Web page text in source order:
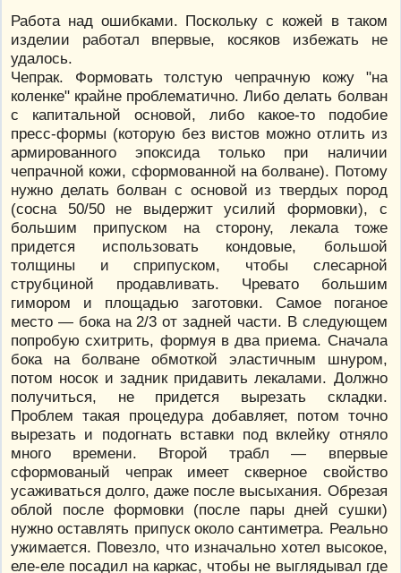
Работа над ошибками. Поскольку с кожей в таком
изделии работал впервые, косяков избежать не
удалось.
Чепрак. Формовать толстую чепрачную кожу "на
коленке" крайне проблематично. Либо делать болван
с капитальной основой, либо какое-то подобие
пресс-формы (которую без вистов можно отлить из
армированного эпоксида только при наличии
чепрачной кожи, сформованной на болване). Потому
нужно делать болван с основой из твердых пород
(сосна 50/50 не выдержит усилий формовки), с
большим припуском на сторону, лекала тоже
придется использовать кондовые, большой
толщины и сприпуском, чтобы слесарной
струбциной продавливать. Чревато большим
гимором и площадью заготовки. Самое поганое
место — бока на 2/3 от задней части. В следующем
попробую схитрить, формуя в два приема. Сначала
бока на болване обмоткой эластичным шнуром,
потом носок и задник придавить лекалами. Должно
получиться, не придется вырезать складки.
Проблем такая процедура добавляет, потом точно
вырезать и подогнать вставки под вклейку отняло
много времени. Второй трабл — впервые
сформованый чепрак имеет скверное свойство
усаживаться долго, даже после высыхания. Обрезая
облой после формовки (после пары дней сушки)
нужно оставлять припуск около сантиметра. Реально
ужимается. Повезло, что изначально хотел высокое,
еле-еле посадил на каркас, чтобы не выглядывал где